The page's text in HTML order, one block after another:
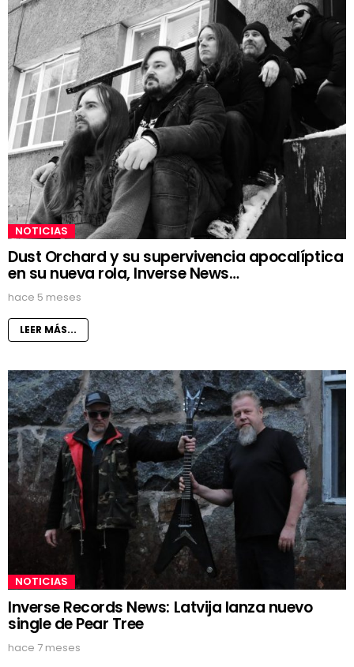
NOTICIAS
Dust Orchard y su supervivencia apocalíptica
en su nueva rola, Inverse News…
hace 5 meses
LEER MÁS...
NOTICIAS
Inverse Records News: Latvija lanza nuevo
single de Pear Tree
hace 7 meses